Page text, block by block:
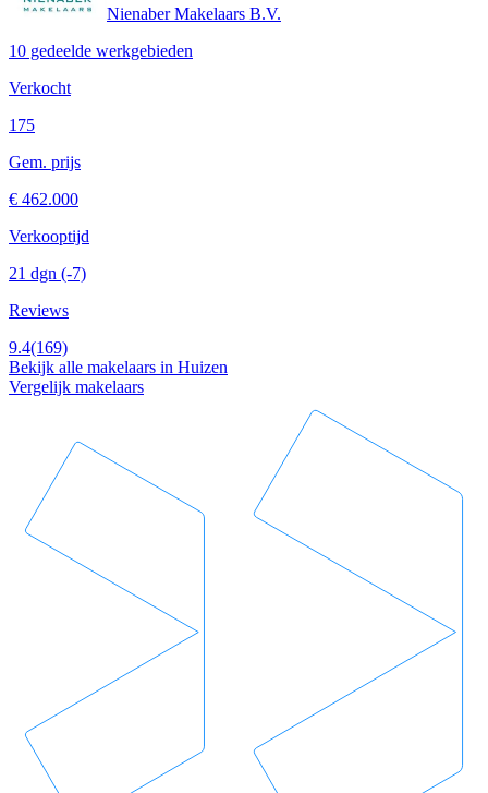
Nienaber Makelaars B.V.
10 gedeelde werkgebieden
Verkocht
175
Gem. prijs
€ 462.000
Verkooptijd
21 dgn (-7)
Reviews
9.4(169)
Bekijk alle makelaars in Huizen
Vergelijk makelaars